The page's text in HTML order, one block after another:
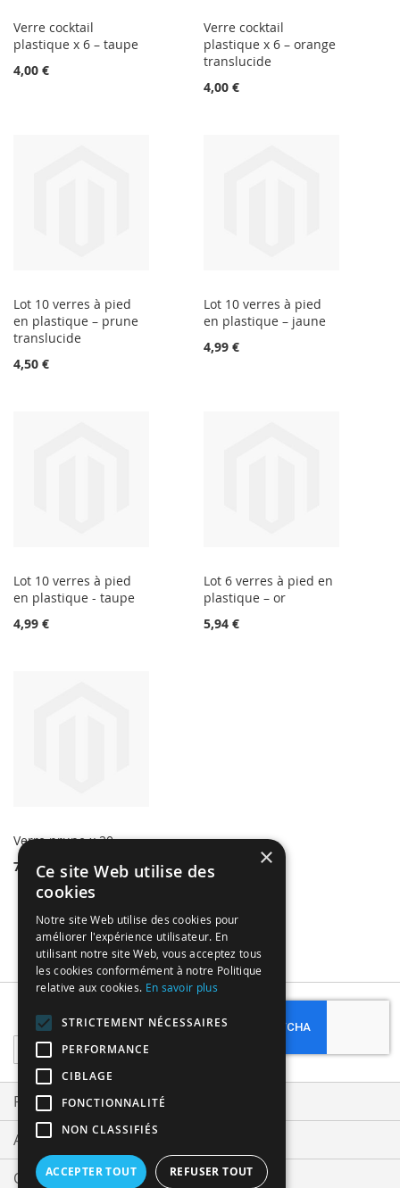
Verre cocktail
plastique x 6 – taupe
4,00 €
Verre cocktail
plastique x 6 – orange
translucide
4,00 €
Lot 10 verres à pied
en plastique – prune
translucide
4,50 €
Lot 10 verres à pied
en plastique – jaune
4,99 €
Lot 10 verres à pied
en plastique - taupe
4,99 €
Lot 6 verres à pied en
plastique – or
5,94 €
Verre prune x 20
7,64 €
Sign
Up
for
Our
Newsletter:
Subscribe
Privacy and Cookie Policy
Advanced Search
Orders and Returns
×
Ce site Web utilise des
cookies
Notre site Web utilise des cookies pour
améliorer l'expérience utilisateur. En
utilisant notre site Web, vous acceptez tous
les cookies conformément à notre Politique
relative aux cookies. En savoir plus
STRICTEMENT NÉCESSAIRES
PERFORMANCE
CIBLAGE
FONCTIONNALITÉ
NON CLASSIFIÉS
ACCEPTER TOUT REFUSER TOUT